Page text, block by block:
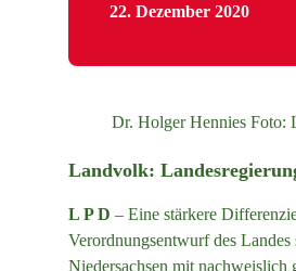
22. Dezember 2020
Dr. Holger Hennies Foto:
Landvolk:
L P D – Eine stärkere
Verordnungsentwurf des
Niedersachsen mit